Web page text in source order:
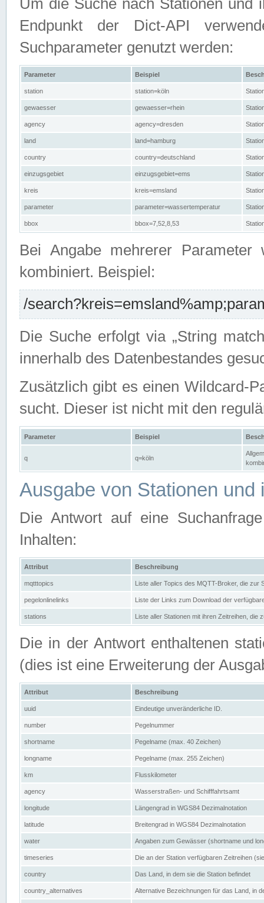
Um die Suche nach Stationen und
Endpunkt der Dict-API
Suchparameter genutzt werden:
Parameter Beispiel
station station=köln
gewaesser gewaesser=rhein
agency agency=dresden
land land=hamburg
country country=deutschland
einzugsgebiet einzugsgebiet=ems
kreis kreis=emsland
parameter parameter=wassertemperatur
bbox bbox=7,52,8,53
Bei Angabe mehrerer Parameter
kombiniert. Beispiel:
/
Die Suche erfolgt via „String
innerhalb des Datenbestandes
Zusätzlich gibt es einen Wildcard-
sucht. Dieser ist nicht mit den
Parameter Beispiel
q q=köln
Ausgabe von Stationen und
Die Antwort auf eine
Inhalten:
Attribut Beschreibung
mqtttopics Liste aller Topics des MQTT-Broker, die zur
pegelonlinelinks Liste der Links zum Download der
stations Liste aller Stationen mit ihren Zeitreihen, die
Die in der Antwort enthaltenen
(dies ist eine Erweiterung der
Attribut Beschreibung
uuid Eindeutige unveränderliche ID.
number Pegelnummer
shortname Pegelname (max. 40 Zeichen)
longname Pegelname (max. 255 Zeichen)
km Flusskilometer
agency Wasserstraßen- und Schifffahrtsamt
longitude Längengrad in WGS84 Dezimalnotation
latitude Breitengrad in WGS84 Dezimalnotation
water Angaben zum Gewässer (shortname und
timeseries Die an der Station verfügbaren Zeitreihen
country Das Land, in dem sie die Station befindet
country_alternatives Alternative Bezeichnungen für das Land, in